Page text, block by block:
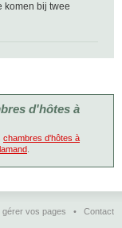
komen bij twee
d'hôtes à
chambres d'hôtes à
gérer vos pages • Contact